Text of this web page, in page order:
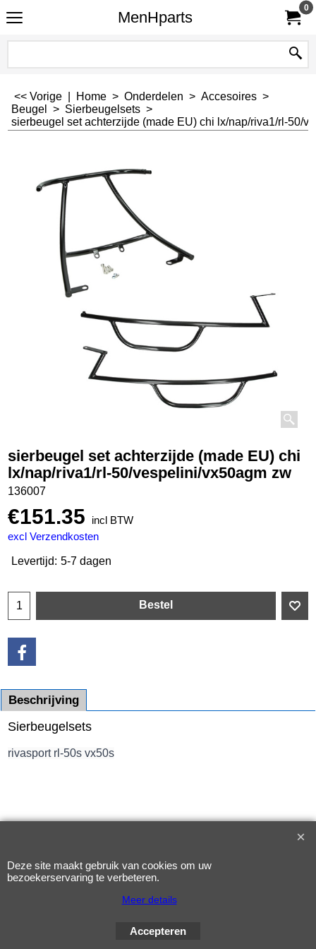
MenHparts
0
<< Vorige Home > Onderdelen > Accesoires >
Beugel
> Sierbeugelsets >
sierbeugel set achterzijde (made EU) chi lx/nap/riva1/rl-50/
sierbeugel set achterzijde (made EU) chi
lx/nap/riva1/rl-50/vespelini/vx50agm zw
136007
€151.35
incl BTW
excl Verzendkosten
Levertijd: 5-7 dagen
Bestel
Beschrijving
Sierbeugelsets
rivasport rl-50s vx50s
Deze site maakt gebruik van cookies om uw
bezoekerservaring te verbeteren.
Meer details
Accepteren